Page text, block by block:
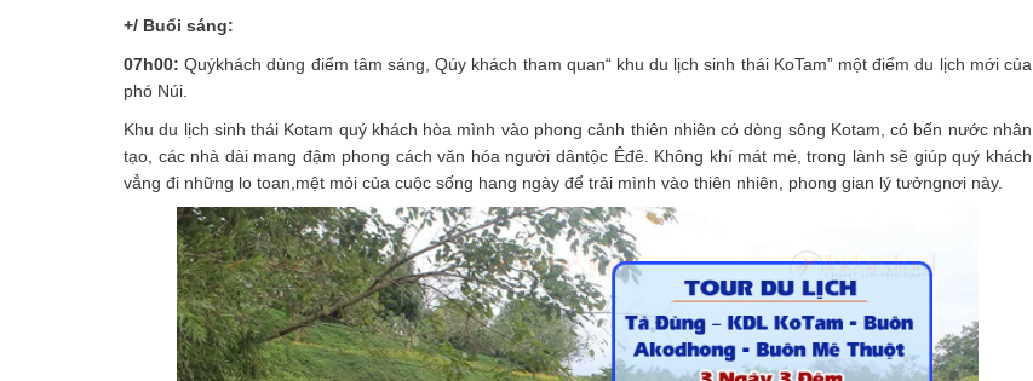
+/ Buổi sáng:
07h00: Quýkhách dùng điểm tâm sáng, Qúy khách tham quan“ khu du lịch sinh thái KoTam” một điểm du lịch mới của
phó Núi.
Khu du lịch sinh thái Kotam quý khách hòa mình vào phong cảnh thiên nhiên có dòng sông Kotam, có bến nước nhân
tạo, các nhà dài mang đậm phong cách văn hóa người dântộc Êđê. Không khí mát mẻ, trong lành sẽ giúp quý khách
vẳng đi những lo toan,mệt mỏi của cuộc sống hang ngày để trải mình vào thiên nhiên, phong gian lý tưởngnơi này.